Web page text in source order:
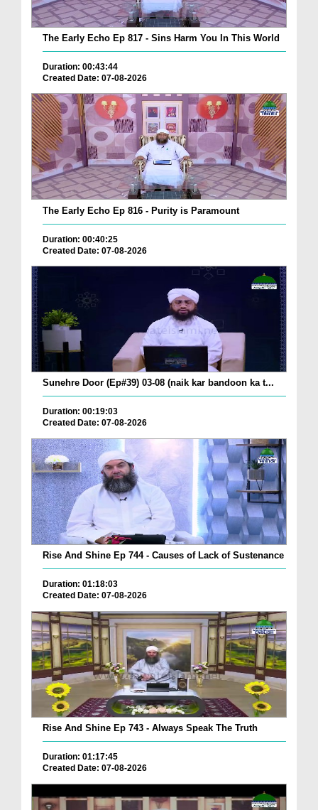
The Early Echo Ep 817 - Sins Harm You In This World
Duration: 00:43:44
Created Date: 07-08-2026
The Early Echo Ep 816 - Purity is Paramount
Duration: 00:40:25
Created Date: 07-08-2026
Sunehre Door (Ep#39) 03-08 (naik kar bandoon ka t...
Duration: 00:19:03
Created Date: 07-08-2026
Rise And Shine Ep 744 - Causes of Lack of Sustenance
Duration: 01:18:03
Created Date: 07-08-2026
Rise And Shine Ep 743 - Always Speak The Truth
Duration: 01:17:45
Created Date: 07-08-2026